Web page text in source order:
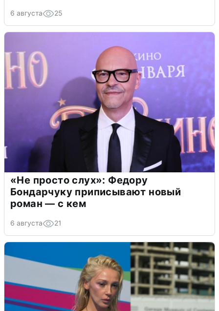
6 августа 25
«Не просто слух»: Федору
Бондарчуку приписывают новый
роман — с кем
6 августа 21